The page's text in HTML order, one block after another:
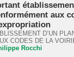
aux
D’UN
CODES DE LA
Rocchi